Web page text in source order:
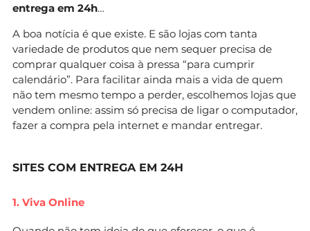
entrega em 24h…
A boa notícia é que existe. E são lojas com tanta
variedade de produtos que nem sequer precisa de
comprar qualquer coisa à pressa “para cumprir
calendário”. Para facilitar ainda mais a vida de quem
não tem mesmo tempo a perder, escolhemos lojas que
vendem online: assim só precisa de ligar o computador,
fazer a compra pela internet e mandar entregar.
SITES COM ENTREGA EM 24H
1. Viva Online